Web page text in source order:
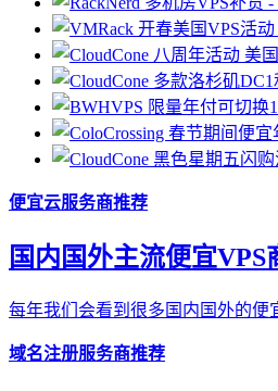
便宜云服务商推荐
国内国外主流便宜VPS
每年我们会看到很多国内国外的便
域名注册服务商推荐